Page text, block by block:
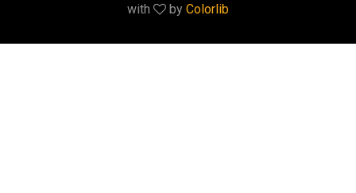
with
by Colorlib